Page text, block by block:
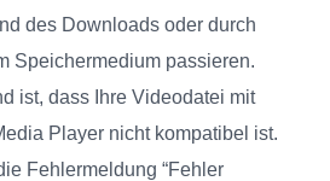
des Downloads oder durch
Speichermedium passieren.
ist, dass Ihre Videodatei mit
Player nicht kompatibel ist.
Fehlermeldung “Fehler